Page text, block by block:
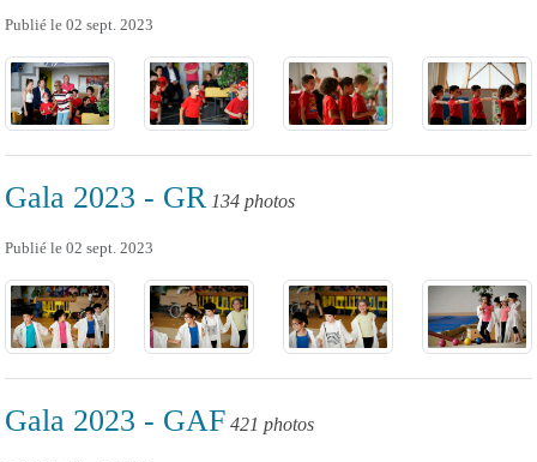
Publié le 02 sept. 2023
Gala 2023 - GR 134 photos
Publié le 02 sept. 2023
Gala 2023 - GAF 421 photos